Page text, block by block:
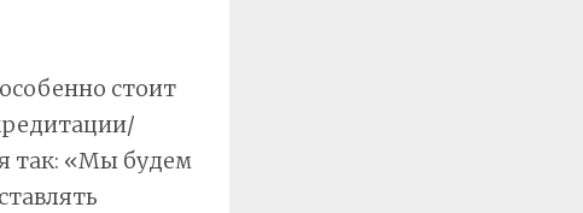
стоит
так: «Мы будем